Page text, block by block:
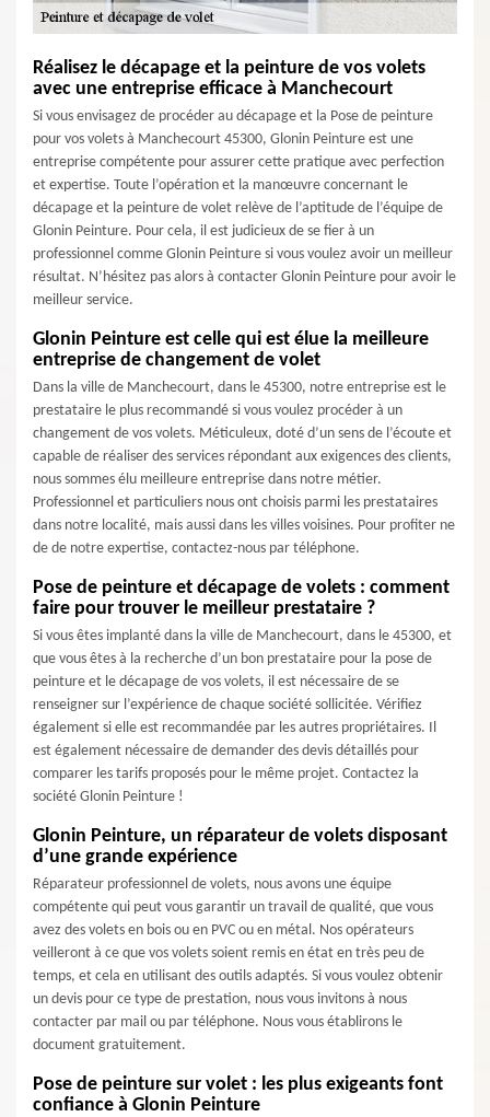
Réalisez le décapage et la peinture de vos volets
avec une entreprise efficace à Manchecourt
Si vous envisagez de procéder au décapage et la Pose de peinture
pour vos volets à Manchecourt 45300, Glonin Peinture est une
entreprise compétente pour assurer cette pratique avec perfection
et expertise. Toute l’opération et la manœuvre concernant le
décapage et la peinture de volet relève de l’aptitude de l’équipe de
Glonin Peinture. Pour cela, il est judicieux de se fier à un
professionnel comme Glonin Peinture si vous voulez avoir un meilleur
résultat. N’hésitez pas alors à contacter Glonin Peinture pour avoir le
meilleur service.
Glonin Peinture est celle qui est élue la meilleure
entreprise de changement de volet
Dans la ville de Manchecourt, dans le 45300, notre entreprise est le
prestataire le plus recommandé si vous voulez procéder à un
changement de vos volets. Méticuleux, doté d’un sens de l’écoute et
capable de réaliser des services répondant aux exigences des clients,
nous sommes élu meilleure entreprise dans notre métier.
Professionnel et particuliers nous ont choisis parmi les prestataires
dans notre localité, mais aussi dans les villes voisines. Pour profiter ne
de de notre expertise, contactez-nous par téléphone.
Pose de peinture et décapage de volets : comment
faire pour trouver le meilleur prestataire ?
Si vous êtes implanté dans la ville de Manchecourt, dans le 45300, et
que vous êtes à la recherche d’un bon prestataire pour la pose de
peinture et le décapage de vos volets, il est nécessaire de se
renseigner sur l’expérience de chaque société sollicitée. Vérifiez
également si elle est recommandée par les autres propriétaires. Il
est également nécessaire de demander des devis détaillés pour
comparer les tarifs proposés pour le même projet. Contactez la
société Glonin Peinture !
Glonin Peinture, un réparateur de volets disposant
d’une grande expérience
Réparateur professionnel de volets, nous avons une équipe
compétente qui peut vous garantir un travail de qualité, que vous
avez des volets en bois ou en PVC ou en métal. Nos opérateurs
veilleront à ce que vos volets soient remis en état en très peu de
temps, et cela en utilisant des outils adaptés. Si vous voulez obtenir
un devis pour ce type de prestation, nous vous invitons à nous
contacter par mail ou par téléphone. Nous vous établirons le
document gratuitement.
Pose de peinture sur volet : les plus exigeants font
confiance à Glonin Peinture